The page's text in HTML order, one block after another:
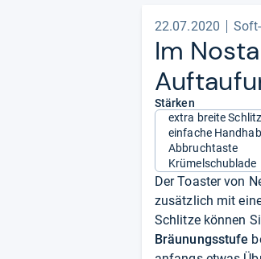
22.07.2020
Im
Stärken
extra breite
einfache
Abbruchtaste
Krümelschublade
Der Toaster von
zusätzlich mit
Schlitze können
Bräunungsstufe